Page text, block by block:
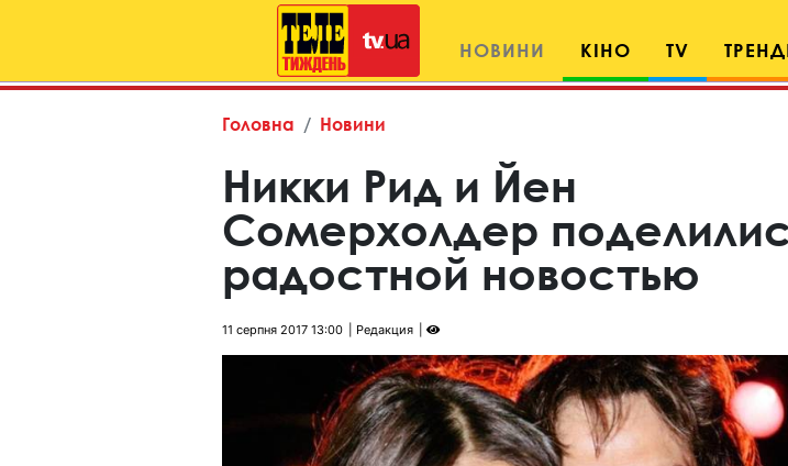
НОВИНИ КІНО TV
Головна Новини
Никки Рид и Йен
Сомерхолдер
радостной новостью
11 серпня 2017 13:00 Редакция